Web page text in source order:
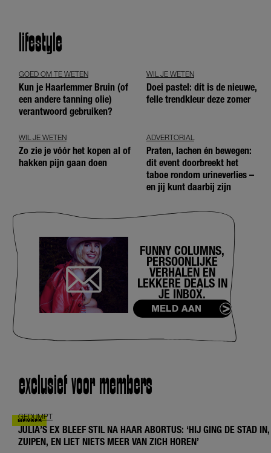
lifestyle
GOED OM TE WETEN
Kun je Haarlemmer Bruin (of
een andere tanning olie)
verantwoord gebruiken?
WIL JE WETEN
Doei pastel: dít is de nieuwe,
felle trendkleur deze zomer
WIL JE WETEN
Zo zie je vóór het kopen al of
hakken pijn gaan doen
ADVERTORIAL
Praten, lachen én bewegen:
dit event doorbreekt het
taboe rondom urineverlies –
en jij kunt daarbij zijn
FUNNY COLUMNS,
PERSOONLIJKE
VERHALEN EN
LEKKERE DEALS IN
JE INBOX.
MELD AAN
exclusief voor members
GEDUMPT
JULIA’S EX BLEEF STIL NA HAAR ABORTUS: ‘HIJ GING DE STAD IN,
ZUIPEN, EN LIET NIETS MEER VAN ZICH HOREN’